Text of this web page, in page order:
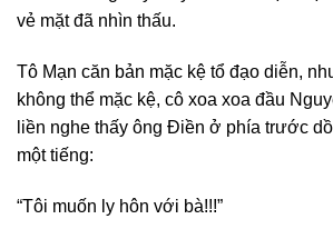
vẻ mặt đã nhìn thấu.
Tô Mạn căn bản mặc kệ tổ đạo diễn,
không thể mặc kệ, cô xoa xoa đầu
liền nghe thấy ông Điền ở phía trước
một tiếng:
“Tôi muốn ly hôn với bà!!!”